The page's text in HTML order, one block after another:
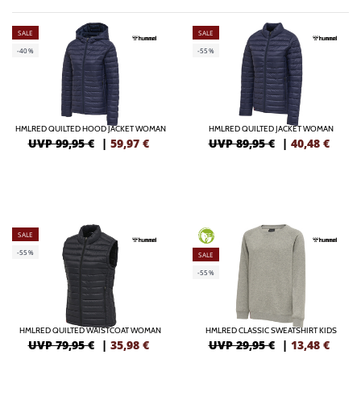
SALE
-40%
HMLRED QUILTED HOOD JACKET WOMAN
UVP 99,95 € | 59,97 €
SALE
-55%
HMLRED QUILTED JACKET WOMAN
UVP 89,95 € | 40,48 €
SALE
-55%
HMLRED QUILTED WAISTCOAT WOMAN
UVP 79,95 € | 35,98 €
GREEN
SALE
-55%
HMLRED CLASSIC SWEATSHIRT KIDS
UVP 29,95 € | 13,48 €